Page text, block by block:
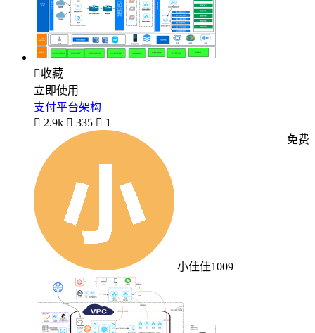
收藏
立即使用
支付平台架构
 2.9k  335  1
小佳佳1009
免费